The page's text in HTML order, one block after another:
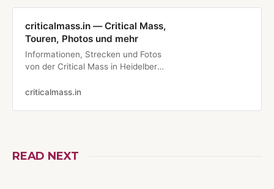
criticalmass.in — Critical Mass,
Touren, Photos und mehr
Informationen, Strecken und Fotos
von der Critical Mass in Heidelberg
criticalmass.in
READ NEXT